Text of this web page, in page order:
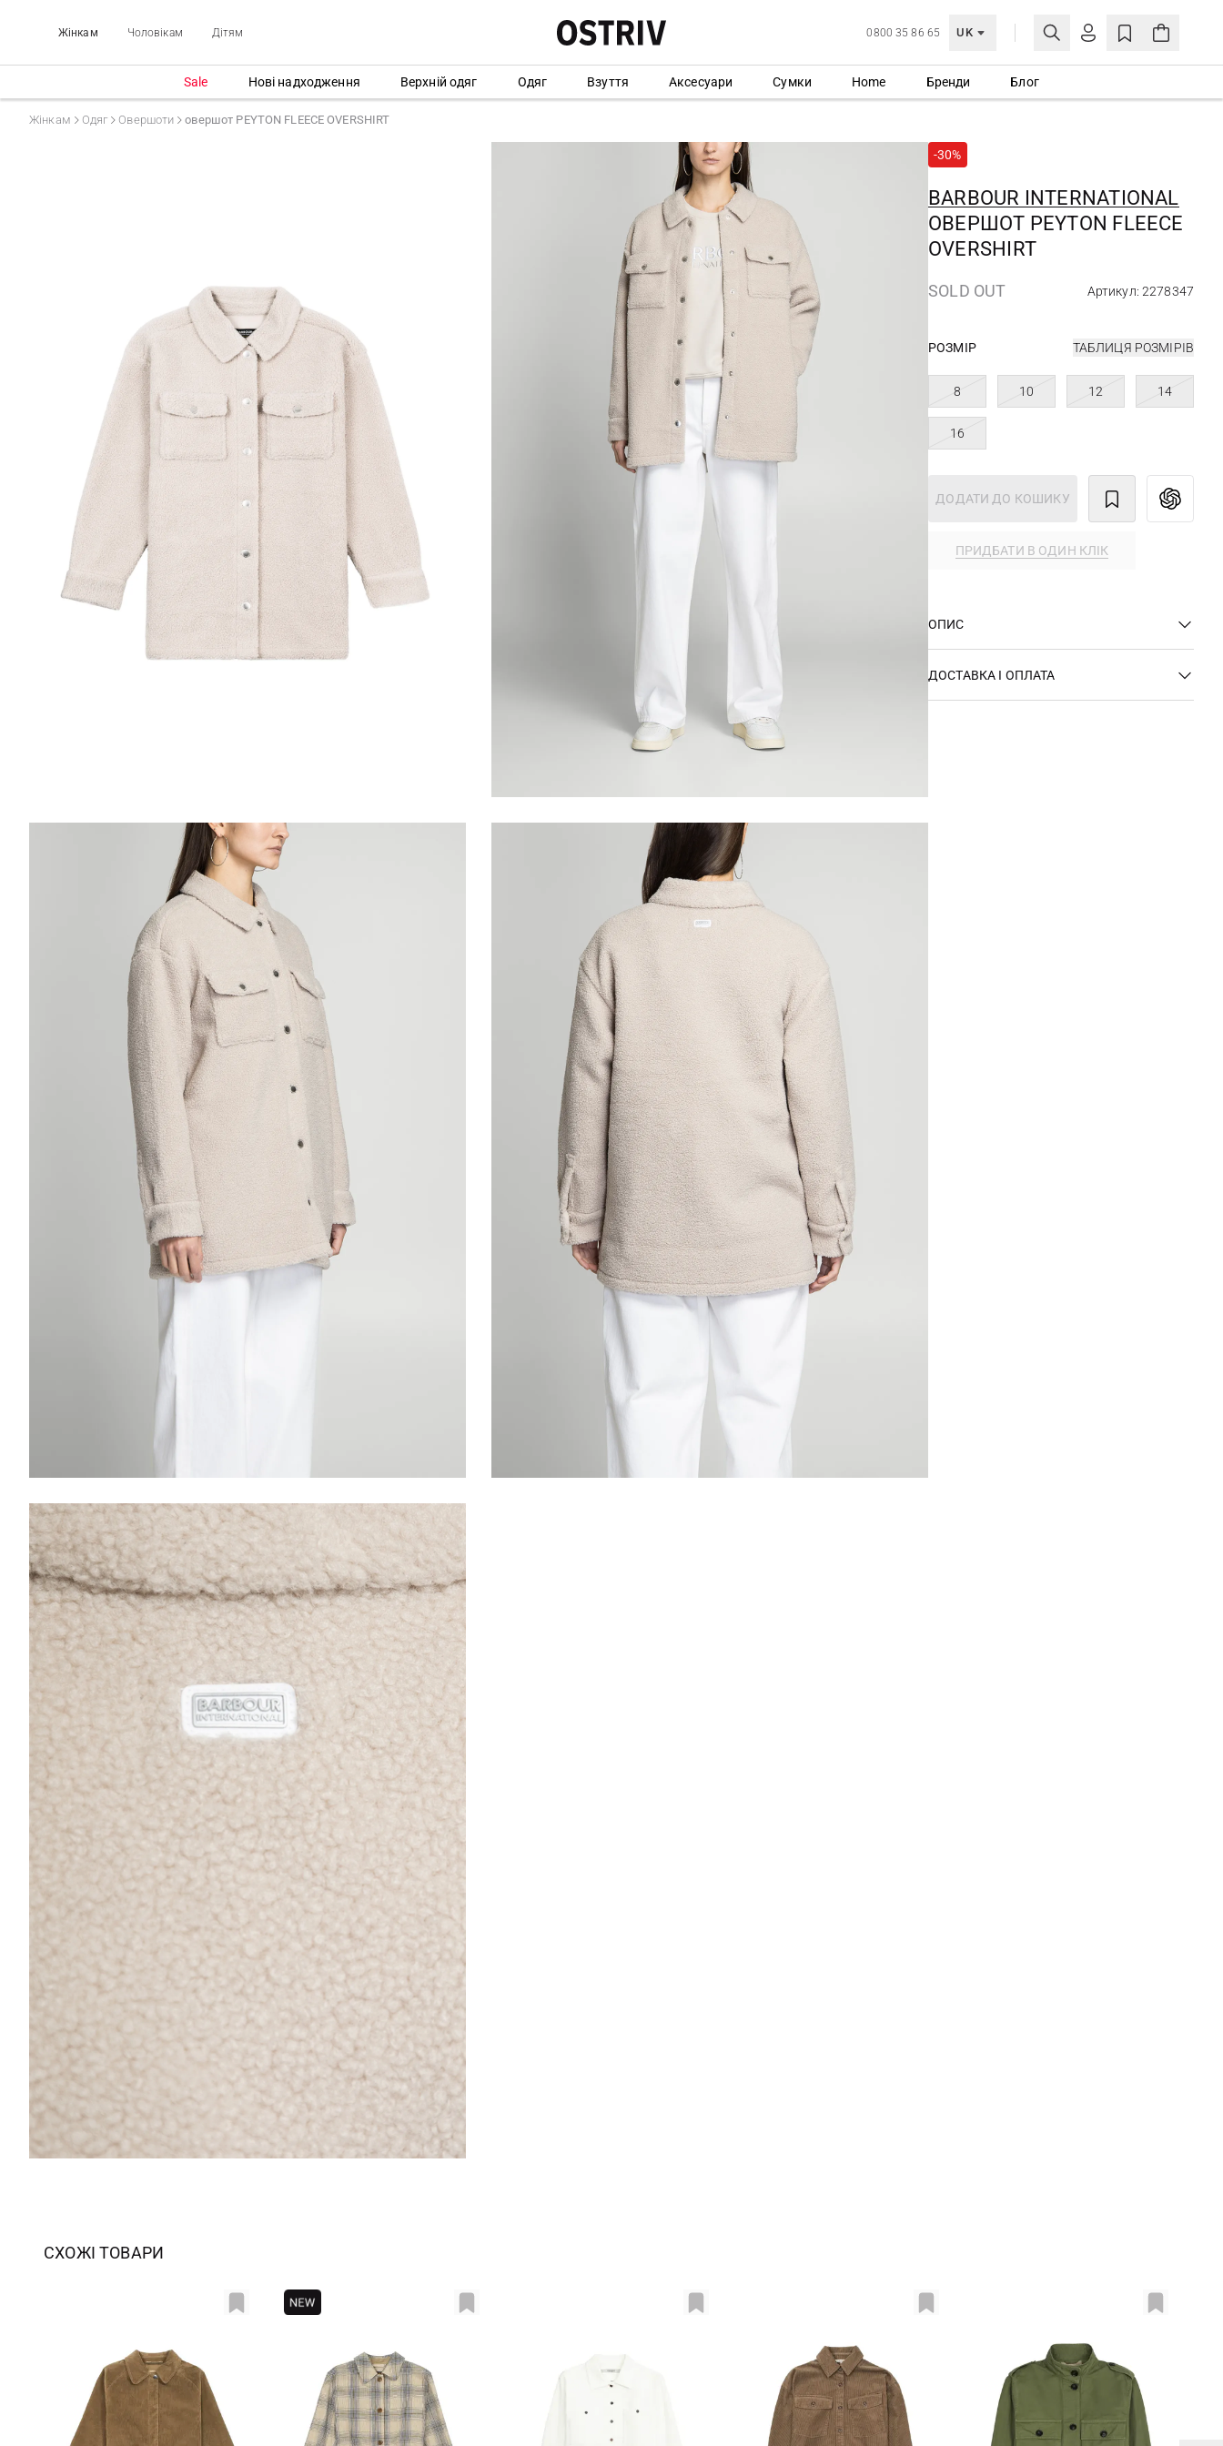
Жінкам Чоловікам Дітям 0800 35 86 65 UK
МОЯ ОБЛІКІВКА
СТВОРИТИ ОБЛІКІВКУ
Sale Нові надходження Верхній одяг Одяг Взуття Аксесуари Сумки Home Бренди Блог
Жінкам Одяг Овершоти овершот PEYTON FLEECE OVERSHIRT
-30%
BARBOUR INTERNATIONAL
ОВЕРШОТ PEYTON FLEECE
OVERSHIRT
SOLD OUT Артикул: 2278347
РОЗМІР ТАБЛИЦЯ РОЗМІРІВ
8 10 12 14
16
ДОДАТИ ДО КОШИКУ
ПРИДБАТИ В ОДИН КЛІК
ОПИС
ДОСТАВКА І ОПЛАТА
СХОЖІ ТОВАРИ